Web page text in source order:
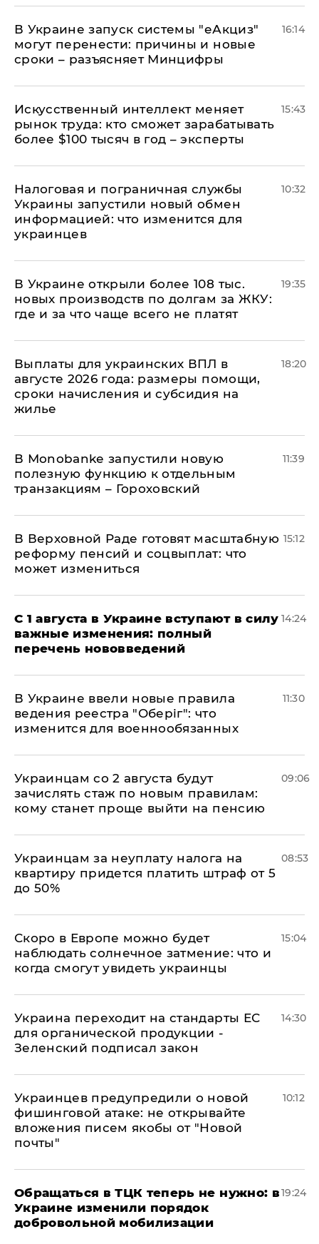
В Украине запуск системы "еАкциз"
могут перенести: причины и новые
сроки – разъясняет Минцифры
16:14
Искусственный интеллект меняет
рынок труда: кто сможет зарабатывать
более $100 тысяч в год – эксперты
15:43
Налоговая и пограничная службы
Украины запустили новый обмен
информацией: что изменится для
украинцев
10:32
В Украине открыли более 108 тыс.
новых производств по долгам за ЖКУ:
где и за что чаще всего не платят
19:35
Выплаты для украинских ВПЛ в
августе 2026 года: размеры помощи,
сроки начисления и субсидия на
жилье
18:20
В Мonobankе запустили новую
полезную функцию к отдельным
транзакциям – Гороховский
11:39
В Верховной Раде готовят масштабную
реформу пенсий и соцвыплат: что
может измениться
15:12
С 1 августа в Украине вступают в силу
важные изменения: полный
перечень нововведений
14:24
В Украине ввели новые правила
ведения реестра "Оберіг": что
изменится для военнообязанных
11:30
Украинцам со 2 августа будут
зачислять стаж по новым правилам:
кому станет проще выйти на пенсию
09:06
Украинцам за неуплату налога на
квартиру придется платить штраф от 5
до 50%
08:53
Скоро в Европе можно будет
наблюдать солнечное затмение: что и
когда смогут увидеть украинцы
15:04
Украина переходит на стандарты ЕС
для органической продукции -
Зеленский подписал закон
14:30
Украинцев предупредили о новой
фишинговой атаке: не открывайте
вложения писем якобы от "Новой
почты"
10:12
Обращаться в ТЦК теперь не нужно: в
Украине изменили порядок
добровольной мобилизации
19:24